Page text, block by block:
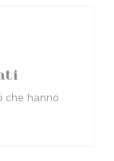
che hanno